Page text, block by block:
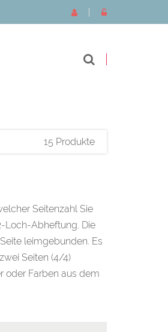
15 Produkte
Seitenzahl Sie
Loch-Abheftung. Die
leimgebunden. Es
Seiten (4/4)
oder Farben aus dem